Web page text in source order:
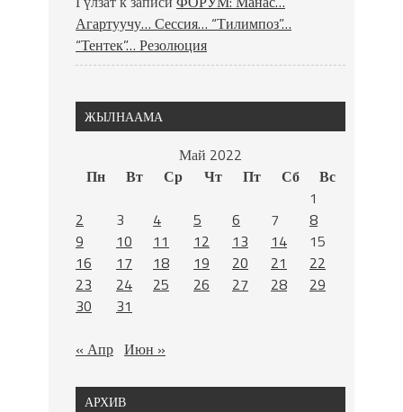
Агартуучу… Сессия… “Тилимпоз”…
“Тентек”… Резолюция
ЖЫЛНААМА
Май 2022
Пн
Вт Ср Чт Пт Сб
Вс
1
2
3 4 5 6 7
8
9
10 11 12 13 14
15
16
17 18 19 20 21
22
23
24 25 26 27 28
29
30
31
« Апр Июн »
АРХИВ